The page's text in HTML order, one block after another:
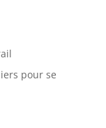
pour se